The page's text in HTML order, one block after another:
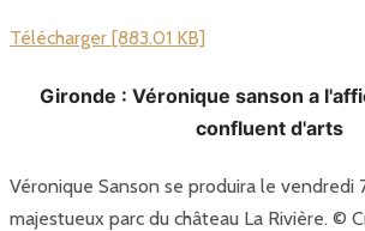
Télécharger [883.01 KB]
Gironde : Véronique sanson a
confluent d'arts
Véronique Sanson se produira le vendredi
majestueux parc du château La Rivière. ©